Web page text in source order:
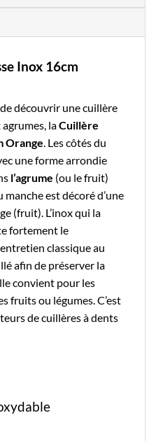
Inox 16cm
découvrir une cuillère
laCuillère
Orange . Les côtés du
une forme arrondie
l’agrume (ou le fruit)
manche est décoré d’une
(fruit). L’inoxqui la
fortement le
classique au
afin de préserver la
convient pour les
fruits ou légumes. C’est
de cuillères à dents